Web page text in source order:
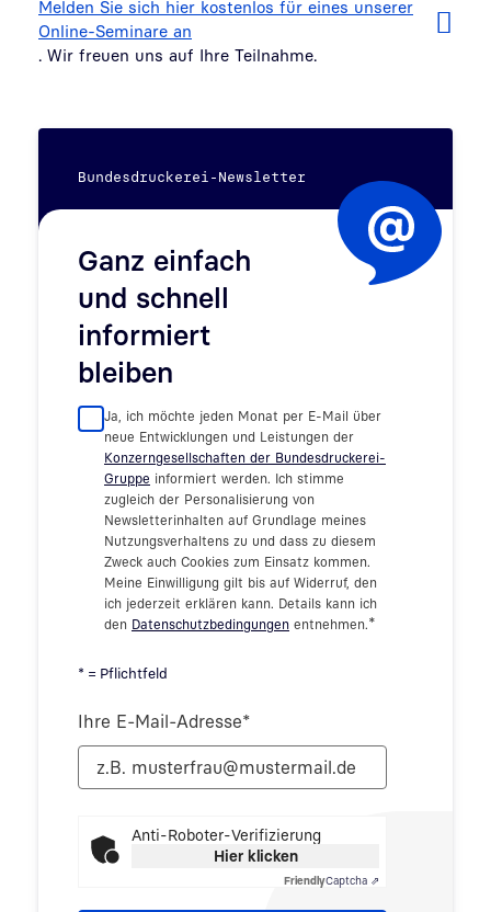
Melden Sie sich hier kostenlos für eines unserer
Online-Seminare an
. Wir freuen uns auf Ihre Teilnahme.
Bundesdruckerei-Newsletter
Ganz einfach
und schnell
informiert
bleiben
Ja, ich möchte jeden Monat per E-Mail über
neue Entwicklungen und Leistungen der
Konzerngesellschaften der Bundesdruckerei-
Gruppe informiert werden. Ich stimme
zugleich der Personalisierung von
Newsletterinhalten auf Grundlage meines
Nutzungsverhaltens zu und dass zu diesem
Zweck auch Cookies zum Einsatz kommen.
Meine Einwilligung gilt bis auf Widerruf, den
ich jederzeit erklären kann. Details kann ich
den Datenschutzbedingungen entnehmen.*
* = Pflichtfeld
Ihre E-Mail-Adresse*
Anti-Roboter-Verifizierung
Hier klicken
FriendlyCaptcha ⇗